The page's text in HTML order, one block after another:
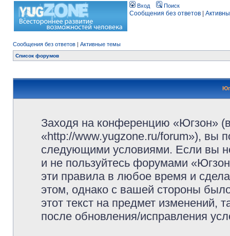
Вход Поиск
Сообщения без ответов
Сообщения без ответов | Активные темы
Список форумов
Заходя на конференцию «Югзон»
«http://www.yugzone.ru/forum»), вы
следующими условиями. Если вы
и не пользуйтесь форумами
эти правила в любое время и
этом, однако с вашей стороны
этот текст на предмет изменений,
после обновления/исправления